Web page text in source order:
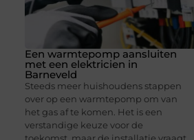
Een warmtepomp aansluiten
met een elektricien in
Barneveld
Steeds meer huishoudens stappen
over op een warmtepomp om van
het gas af te komen. Het is een
verstandige keuze voor de